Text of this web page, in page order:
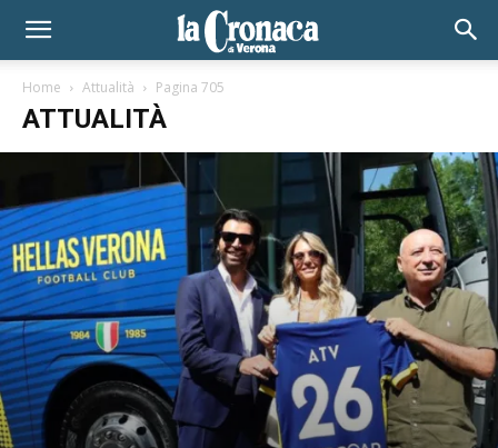
Home Attualità Pagina 705
ATTUALITÀ